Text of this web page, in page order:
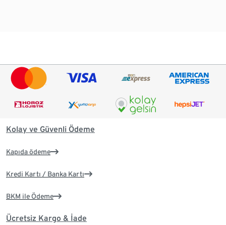
Kolay ve Güvenli Ödeme
Kapıda ödeme
Kredi Kartı / Banka Kartı
BKM ile Ödeme
Ücretsiz Kargo & İade